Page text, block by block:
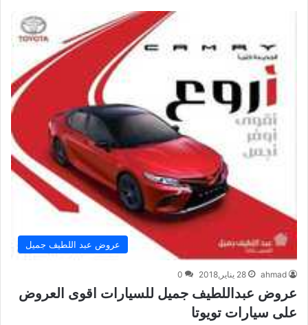
عروض عبد اللطيف جميل
ahmad 28 يناير,2018 0
عروض عبداللطيف جميل للسيارات اقوى العروض
على سيارات تويوتا